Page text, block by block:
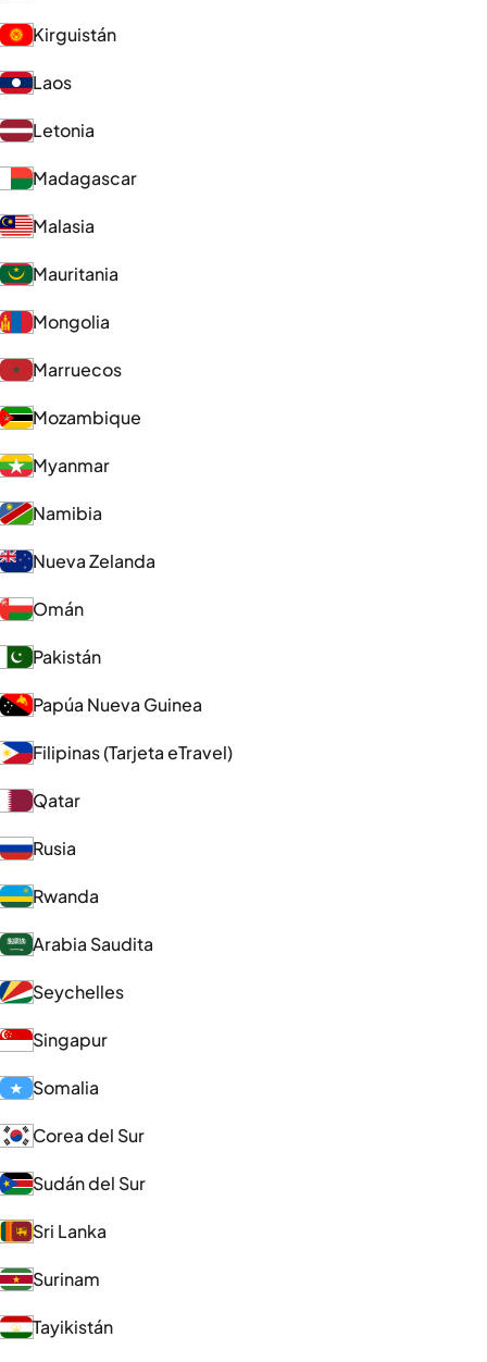
Kirguistán
Laos
Letonia
Madagascar
Malasia
Mauritania
Mongolia
Marruecos
Mozambique
Myanmar
Namibia
Nueva Zelanda
Omán
Pakistán
Papúa Nueva Guinea
Filipinas (Tarjeta eTravel)
Qatar
Rusia
Rwanda
Arabia Saudita
Seychelles
Singapur
Somalia
Corea del Sur
Sudán del Sur
Sri Lanka
Surinam
Tayikistán